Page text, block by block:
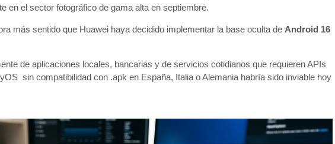
en el sector fotográfico de gama alta en septiembre.
más sentido que Huawei haya decidido implementar la base oculta de Android 16
de aplicaciones locales, bancarias y de servicios cotidianos que requieren APIs
sin compatibilidad con .apk en España, Italia o Alemania habría sido inviable hoy